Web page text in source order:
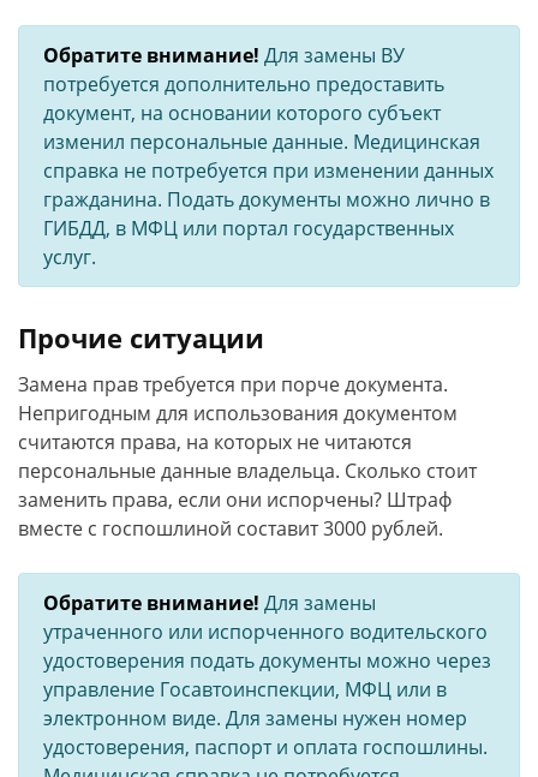
Обратите внимание! Для замены ВУ
потребуется дополнительно предоставить
документ, на основании которого субъект
изменил персональные данные. Медицинская
справка не потребуется при изменении данных
гражданина. Подать документы можно лично в
ГИБДД, в МФЦ или портал государственных
услуг.
Прочие ситуации
Замена прав требуется при порче документа.
Непригодным для использования документом
считаются права, на которых не читаются
персональные данные владельца. Сколько стоит
заменить права, если они испорчены? Штраф
вместе с госпошлиной составит 3000 рублей.
Обратите внимание! Для замены
утраченного или испорченного водительского
удостоверения подать документы можно через
управление Госавтоинспекции, МФЦ или в
электронном виде. Для замены нужен номер
удостоверения, паспорт и оплата госпошлины.